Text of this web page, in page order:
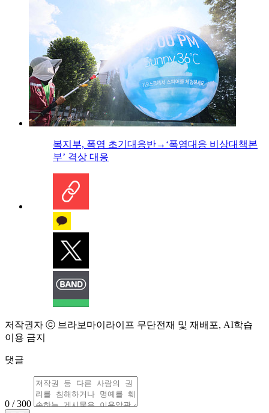
복지부, 폭염 초기대응반→‘폭염대응 비상대책본
부’ 격상 대응
저작권자 ⓒ 브라보마이라이프 무단전재 및 재배포, AI학습
이용 금지
댓글
0 / 300